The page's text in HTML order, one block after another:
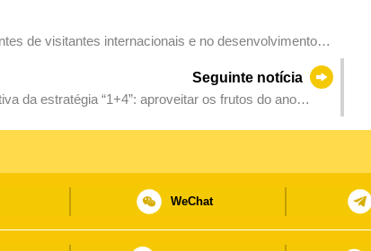
de visitantes internacionais e no desenvolvimento
Seguinte notícia
da estratégia “1+4”: aproveitar os frutos do ano
WeChat